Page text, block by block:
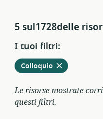
5 sul1728delle
I tuoi filtri:
Rimuovere
Colloquio dai
filtri
attivi
Le risorse mostrate
questi filtri.